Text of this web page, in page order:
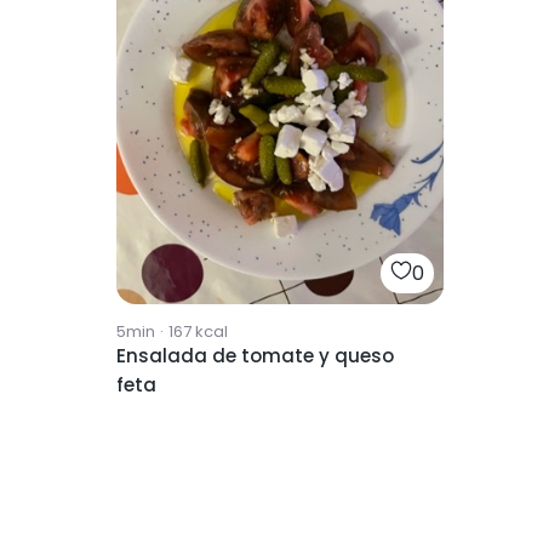
0
5min · 167kcal
Ensalada de tomate y queso
feta